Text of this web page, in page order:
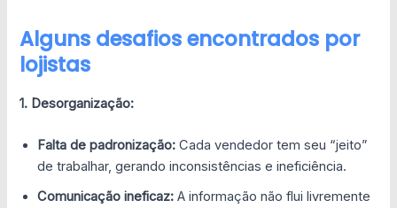
Alguns desafios encontrados por
lojistas
1. Desorganização:
Falta de padronização: Cada vendedor tem seu “jeito”
de trabalhar, gerando inconsistências e ineficiência.
Comunicação ineficaz: A informação não flui livremente